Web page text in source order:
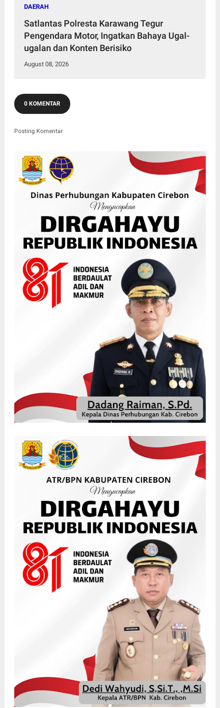
DAERAH
Satlantas Polresta Karawang Tegur
Pengendara Motor, Ingatkan Bahaya Ugal-
ugalan dan Konten Berisiko
August 08, 2026
0 KOMENTAR
Posting Komentar